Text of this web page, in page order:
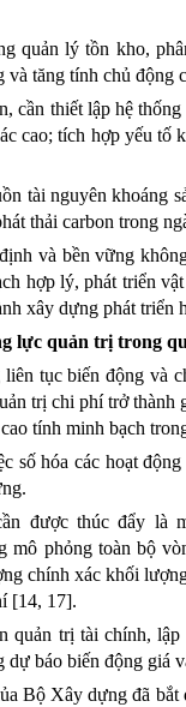
quản lý tồn kho,
tăng tính chủ động
cần thiết lập hệ
cao; tích hợp yếu tố
tài nguyên khoáng
thải carbon trong
và bền vững
hợp lý, phát triển
xây dựng phát triển
lực quản trị trong
tục biến động và
trị chi phí trở thành
tính minh bạch
số hóa các hoạt
được thúc đẩy là
phỏng toàn bộ
chính xác khối
[14, 17].
quản trị tài chính,
báo biến động giá
Bộ Xây dựng đã bắt